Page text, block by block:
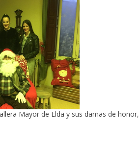
Mayor de Elda y sus damas de